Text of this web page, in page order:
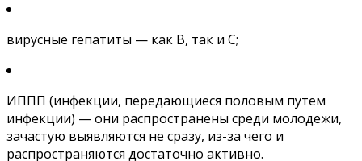
вирусные гепатиты — как В, так и С;
ИППП (инфекции, передающиеся половым путем
инфекции) — они распространены среди молодежи,
зачастую выявляются не сразу, из-за чего и
распространяются достаточно активно.